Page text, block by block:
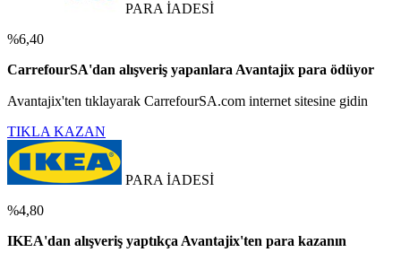
PARA İADESİ
%6,40
CarrefourSA'dan alışveriş yapanlara Avantajix para ödüyor
Avantajix'ten tıklayarak CarrefourSA.com internet sitesine gidin
TIKLA KAZAN
PARA İADESİ
%4,80
IKEA'dan alışveriş yaptıkça Avantajix'ten para kazanın